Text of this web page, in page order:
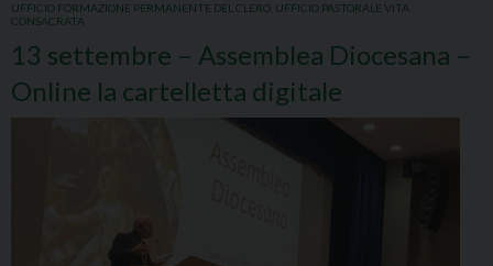
UFFICIO FORMAZIONE PERMANENTE DEL CLERO UFFICIO PASTORALE VITA
CONSACRATA
13 settembre – Assemblea Diocesana –
Online la cartelletta digitale